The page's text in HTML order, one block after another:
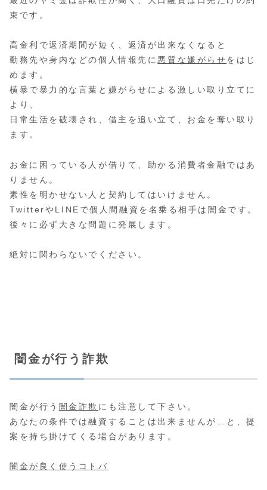
束です。
高金利で返済期間が短く、返済が出来なくなると
勤務先や身内などの個人情報先に悪質な嫌がらせをはじ
めます。
横暴で暴力的な言葉と嫌がらせによる激しい取り立てに
より、
日常生活を破壊され、借主を追い立て、お金を奪い取り
ます。
お金に困っている人が借りて、助かる消費者金融ではあ
りません。
素性を明かせない人と契約してはいけません。
TwitterやLINEで個人間融資を名乗る相手は闇金です。
後々に必ず大きな問題に発展します。
絶対に関わらないでください。
闇金が行う詐欺
闇金が行う 闇金詐欺 にも注意して下さい。
あなたの条件では融資することは出来ませんが…と、提
案を持ち掛けてくる場合があります。
闇金が良く使うコトバ